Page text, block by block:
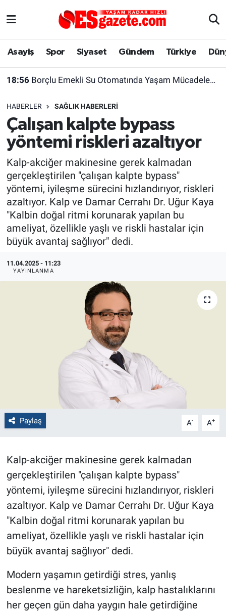
Asayiş Spor Siyaset Gündem Türkiye
18:56 Borçlu Emekli Su Otomatında Yaşam Mücadelesi Veriyor
HABERLER SAĞLIK HABERLERI
Çalışan kalpte bypass
yöntemi riskleri azaltıyor
Kalp-akciğer makinesine gerek kalmadan
gerçekleştirilen "çalışan kalpte bypass"
yöntemi, iyileşme sürecini hızlandırıyor, riskleri
azaltıyor. Kalp ve Damar Cerrahı Dr. Uğur Kaya
"Kalbin doğal ritmi korunarak yapılan bu
ameliyat, özellikle yaşlı ve riskli hastalar için
büyük avantaj sağlıyor" dedi.
11.04.2025 - 11:23
YAYINLANMA
Paylaş A- A+
Kalp-akciğer makinesine gerek kalmadan
gerçekleştirilen "çalışan kalpte bypass"
yöntemi, iyileşme sürecini hızlandırıyor, riskleri
azaltıyor. Kalp ve Damar Cerrahı Dr. Uğur Kaya
"Kalbin doğal ritmi korunarak yapılan bu
ameliyat, özellikle yaşlı ve riskli hastalar için
büyük avantaj sağlıyor" dedi.
Modern yaşamın getirdiği stres, yanlış
beslenme ve hareketsizliğin, kalp hastalıklarını
her geçen gün daha yaygın hale getirdiğine
Asayiş
Gündem
Türkiye
Dünya
Sağlık
Alış-Veriş/İş dünyası
Yaşam
Eskişehirspor Arşivi
Eskişehir Arşivi
Röportaj
Ekonomi
Kültür Sanat
Politika
Bilecik
Magazin
Eskişehir Nöbetçi Eczaneler
Süper Lig Puan Durumu ve Fikstür
Tüm Manşetler
Son Dakika Haberleri
Haber Arşivi